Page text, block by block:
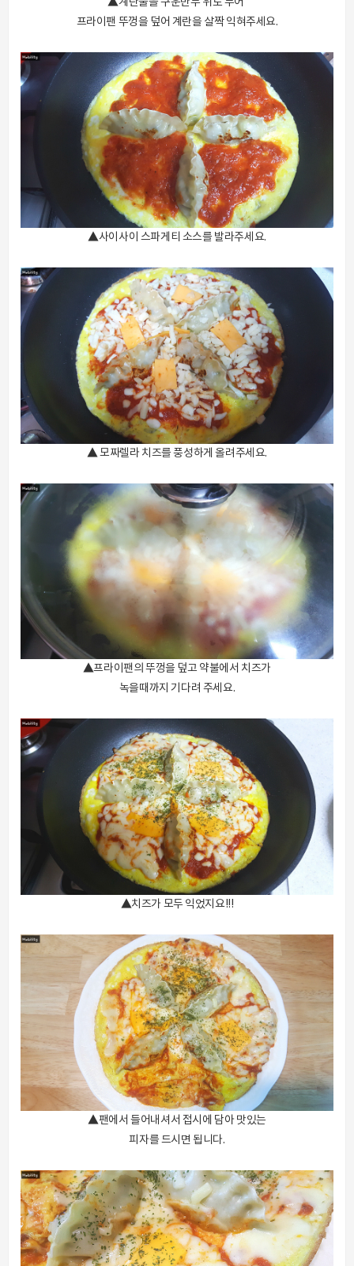
프라이팬 뚜껑을 덮어 계란을 살짝 익혀주세요.
▲사이사이 스파게티 소스를 발라주세요.
▲ 모짜렐라 치즈를 풍성하게 올려주세요.
▲프라이팬의 뚜껑을 덮고 약불에서 치즈가
녹을때까지 기다려 주세요.
▲치즈가 모두 익었지요!!!
▲팬에서 들어내셔서 접시에 담아 맛있는
피자를 드시면 됩니다.